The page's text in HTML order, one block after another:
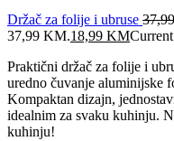
Držač za folije i ubruse
37,99 KM.18,99 KM
Praktični držač za folije i
uredno čuvanje aluminijske
Kompaktan dizajn,
idealnim za svaku kuhinju.
kuhinju!